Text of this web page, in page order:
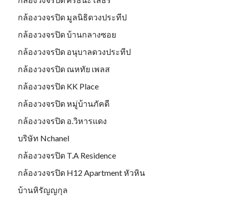
กล้องวงจรปิด มูลนิธิดวงประทีป
กล้องวงจรปิด บ้านกลางซอย
กล้องวงจรปิด อนุบาลดวงประทีป
กล้องวงจรปิด ณหทัย เพลส
กล้องวงจรปิด KK Place
กล้องวงจรปิด หมู่บ้านภัคดี
กล้องวงจรปิด อ.วิหารแดง
บริษัท Nchanel
กล้องวงจรปิด T.A Residence
กล้องวงจรปิด H12 Apartment หัวหิน
บ้านหิรัญญกุล